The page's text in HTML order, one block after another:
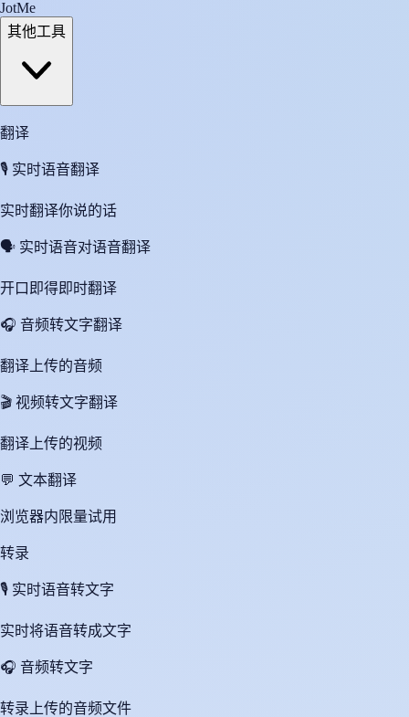
JotMe
其他工具
翻译
🎙️ 实时语音翻译
实时翻译你说的话
🗣️ 实时语音对语音翻译
开口即得即时翻译
🎧 音频转文字翻译
翻译上传的音频
🎬 视频转文字翻译
翻译上传的视频
💬 文本翻译
浏览器内限量试用
转录
🎙️ 实时语音转文字
实时将语音转成文字
🎧 音频转文字
转录上传的音频文件